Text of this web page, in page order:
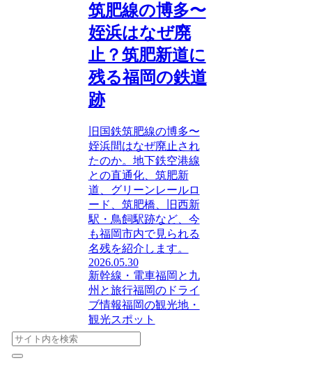
筑肥線の博多〜
姪浜はなぜ廃
止？筑肥新道に
残る福岡の鉄道
跡
旧国鉄筑肥線の博多〜
姪浜間はなぜ廃止され
たのか。地下鉄空港線
との直通化、筑肥新
道、グリーンレールロ
ード、筑肥橋、旧西新
駅・鳥飼駅跡など、今
も福岡市内で見られる
名残を紹介します。
2026.05.30
新幹線・電車福岡と九
州と旅行福岡のドライ
ブ情報福岡の観光地・
観光スポット